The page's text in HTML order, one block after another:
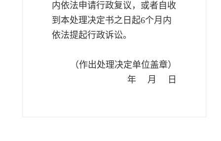
内依法申请行政复议，或者自收
到本处理决定书之日起6个月内
依法提起行政诉讼。
（作出处理决定单位盖章）
年
月 日